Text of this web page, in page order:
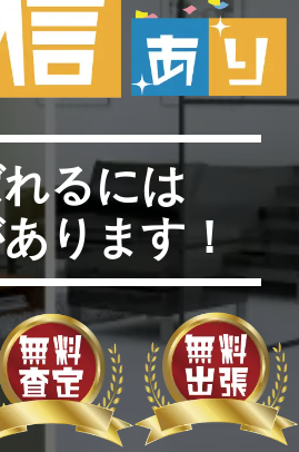
るには
ります！